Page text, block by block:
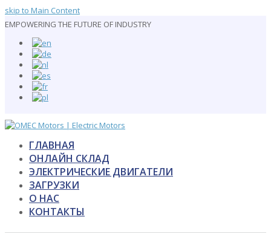
skip to Main Content
EMPOWERING THE FUTURE OF INDUSTRY
ГЛАВНАЯ
ОНЛАЙН СКЛАД
ЭЛЕКТРИЧЕСКИЕ ДВИГАТЕЛИ
ЗАГРУЗКИ
О НАС
КОНТАКТЫ
Open